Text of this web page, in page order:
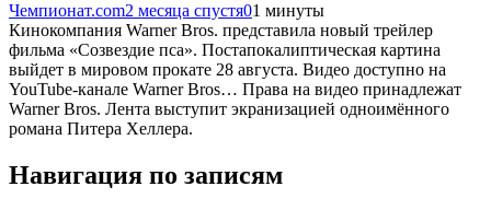
Чемпионат.com2 месяца спустя01 минуты
Кинокомпания Warner Bros. представила новый трейлер
фильма «Созвездие пса». Постапокалиптическая картина
выйдет в мировом прокате 28 августа. Видео доступно на
YouTube-канале Warner Bros… Права на видео принадлежат
Warner Bros. Лента выступит экранизацией одноимённого
романа Питера Хеллера.
Навигация по записям